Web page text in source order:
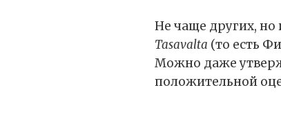
Не чаще других, но
Tasavalta (то есть
Можно даже
положительной